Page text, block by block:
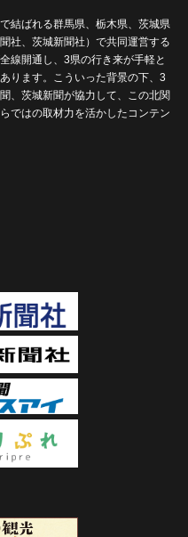
結ばれる群馬県、栃木県、茨城県
社、茨城新聞社）で共同運営する
線開通し、3県の行き来が手軽と
ります。こういった背景の下、3
、茨城新聞が協力して、この北関
ではの取材力を活かしたコンテン